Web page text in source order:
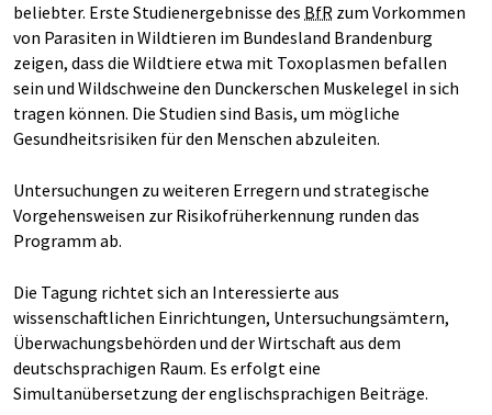
beliebter. Erste Studienergebnisse des BfR zum Vorkommen
von Parasiten in Wildtieren im Bundesland Brandenburg
zeigen, dass die Wildtiere etwa mit Toxoplasmen befallen
sein und Wildschweine den Dunckerschen Muskelegel in sich
tragen können. Die Studien sind Basis, um mögliche
Gesundheitsrisiken für den Menschen abzuleiten.
Untersuchungen zu weiteren Erregern und strategische
Vorgehensweisen zur Risikofrüherkennung runden das
Programm ab.
Die Tagung richtet sich an Interessierte aus
wissenschaftlichen Einrichtungen, Untersuchungsämtern,
Überwachungsbehörden und der Wirtschaft aus dem
deutschsprachigen Raum. Es erfolgt eine
Simultanübersetzung der englischsprachigen Beiträge.